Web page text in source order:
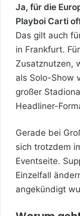
Ja, für die
Playboi Carti
Das gilt auch
in Frankfurt.
Zusatznutzen,
als Solo-Show
großer
Headliner-
Gerade bei
sich trotzdem
Eventseite.
Einzelfall
angekündigt